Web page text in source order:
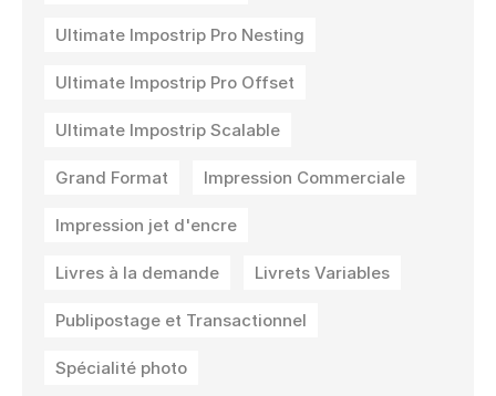
Ultimate Impostrip Pro Nesting
Ultimate Impostrip Pro Offset
Ultimate Impostrip Scalable
Grand Format Impression Commerciale
Impression jet d'encre
Livres à la demande Livrets Variables
Publipostage et Transactionnel
Spécialité photo